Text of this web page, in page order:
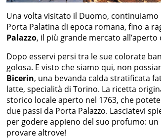
Una volta visitato il Duomo, continuiamo
Porta Palatina di epoca romana, fino a
Palazzo, il più grande mercato all’aperto
Dopo esservi persi tra le sue colorate
golosa. E visto che siamo qui, non
Bicerin, una bevanda calda stratificata
latte, specialità di Torino. La ricetta
storico locale aperto nel 1763, che
due passi da Porta Palazzo. Lasciatevi
per godere appieno del suo profumo:
provare altrove!